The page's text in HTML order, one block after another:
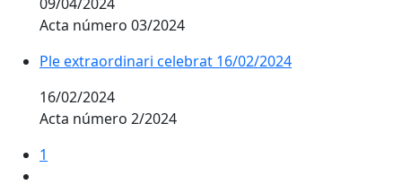
Acta número 03/2024
Ple extraordinari celebrat 16/02/2024
16/02/2024
Acta número 2/2024
1